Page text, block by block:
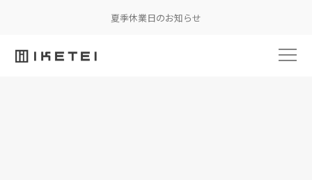
夏季休業日のお知らせ